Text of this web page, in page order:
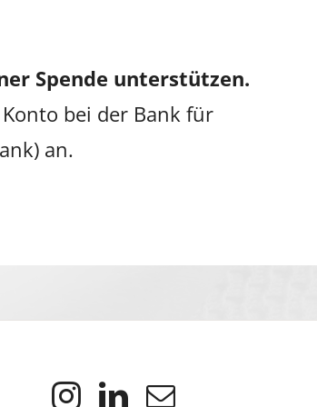
Spende unterstützen.
bei der Bank für
an.